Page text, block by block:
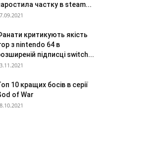
частку в steam...
критикують якість
з nintendo 64 в
підписці switch...
10 кращих босів в серії
of War